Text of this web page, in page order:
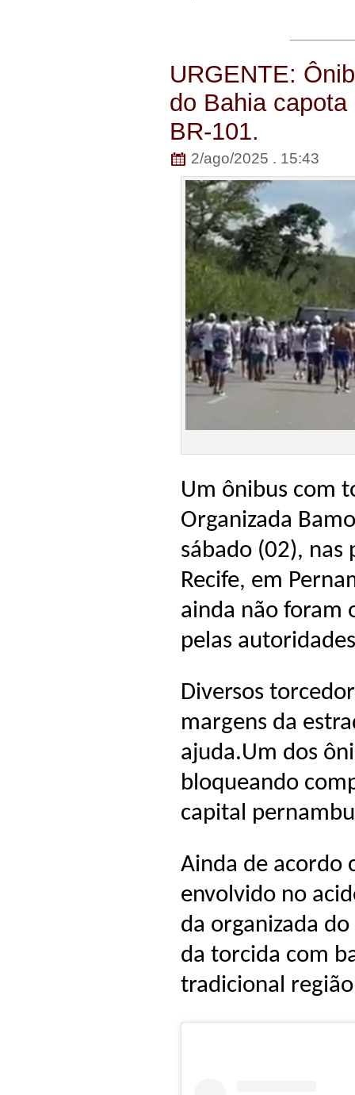
URGENTE:
do Bahia
BR-101.
2/ago/2025 . 15:43
Um ônibus com
Organizada
sábado (02), nas
Recife, em
ainda não foram
pelas
Diversos
margens da
ajuda.Um dos
bloqueando
capital
Ainda de acordo
envolvido no
da organizada
da torcida com
tradicional